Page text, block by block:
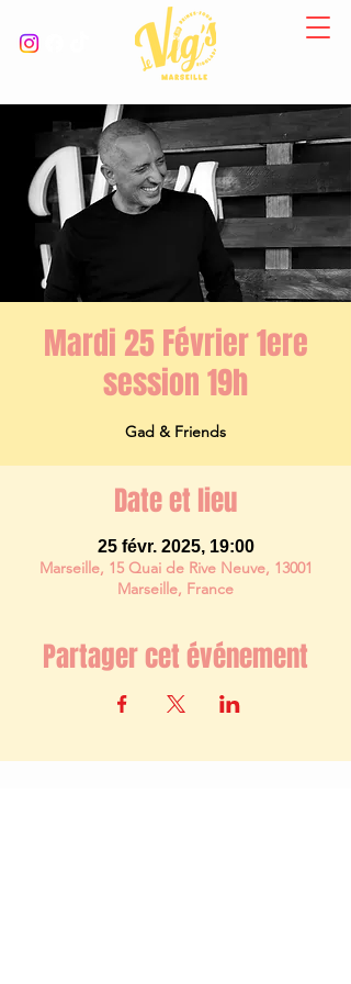
Mardi 25 Février 1ere
session 19h
Gad & Friends
Date et lieu
25 févr. 2025, 19:00
Marseille, 15 Quai de Rive Neuve, 13001
Marseille, France
Partager cet événement